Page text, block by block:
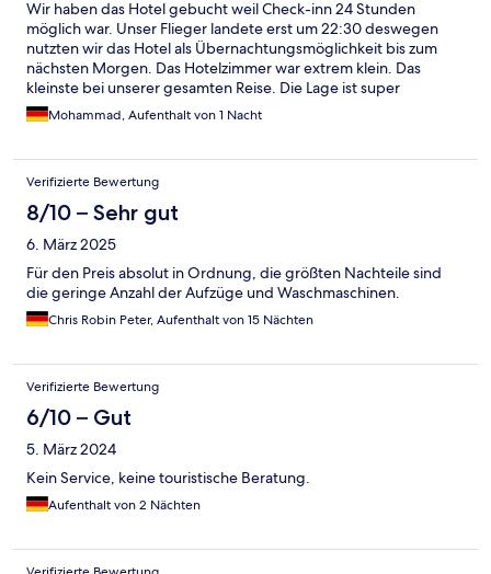
Wir haben das Hotel gebucht weil Check-inn 24 Stunden
möglich war. Unser Flieger landete erst um 22:30 deswegen
nutzten wir das Hotel als Übernachtungsmöglichkeit bis zum
nächsten Morgen. Das Hotelzimmer war extrem klein. Das
kleinste bei unserer gesamten Reise. Die Lage ist super
Mohammad, Aufenthalt von 1 Nacht
Verifizierte Bewertung
8/10 – Sehr gut
6. März 2025
Für den Preis absolut in Ordnung, die größten Nachteile sind
die geringe Anzahl der Aufzüge und Waschmaschinen.
Chris Robin Peter, Aufenthalt von 15 Nächten
Verifizierte Bewertung
6/10 – Gut
5. März 2024
Kein Service, keine touristische Beratung.
Aufenthalt von 2 Nächten